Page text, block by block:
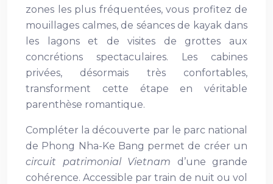
zones les plus fréquentées, vous profitez de
mouillages calmes, de séances de kayak dans
les lagons et de visites de grottes aux
concrétions spectaculaires. Les cabines
privées, désormais très confortables,
transforment cette étape en véritable
parenthèse romantique.
Compléter la découverte par le parc national
de Phong Nha-Ke Bang permet de créer un
circuit patrimonial Vietnam d’une grande
cohérence. Accessible par train de nuit ou vol